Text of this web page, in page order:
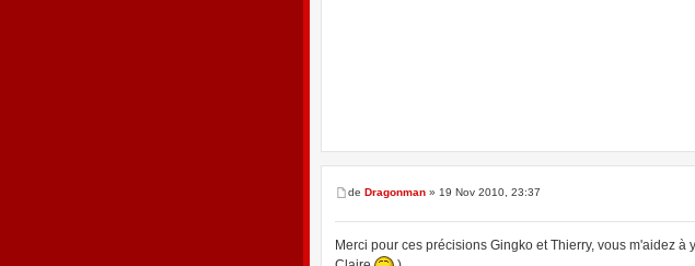
de Dragonman » 19 Nov 2010, 23:37
Merci pour ces précisions Gingko et Thierry, vous m'aidez